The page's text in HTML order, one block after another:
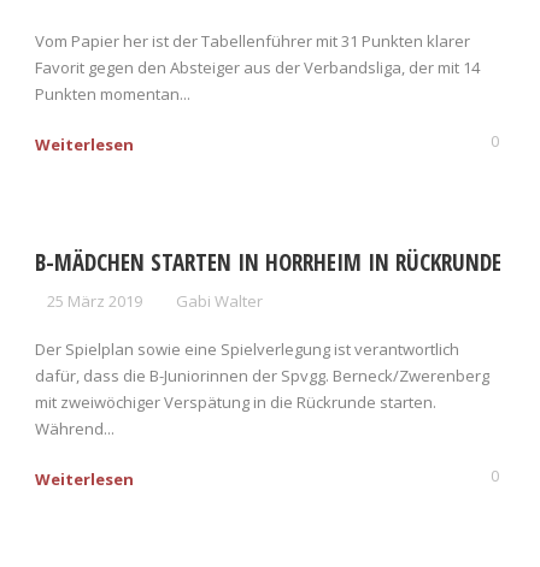
Vom Papier her ist der Tabellenführer mit 31 Punkten klarer
Favorit gegen den Absteiger aus der Verbandsliga, der mit 14
Punkten momentan...
Weiterlesen 0
B-MÄDCHEN STARTEN IN HORRHEIM IN RÜCKRUNDE
25 März 2019 Gabi Walter
Der Spielplan sowie eine Spielverlegung ist verantwortlich
dafür, dass die B-Juniorinnen der Spvgg. Berneck/Zwerenberg
mit zweiwöchiger Verspätung in die Rückrunde starten.
Während...
Weiterlesen 0